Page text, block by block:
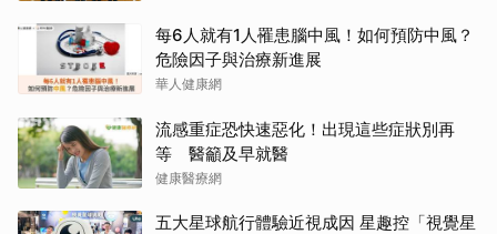
每6人就有1人罹患腦中風！如何預防中風？
危險因子與治療新進展
華人健康網
流感重症恐快速惡化！出現這些症狀別再
等 醫籲及早就醫
健康醫療網
五大星球航行體驗近視成因 星趣控「視覺星